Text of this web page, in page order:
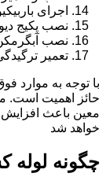
اجرای
نصب پکیج
نصب
تعمیر
با توجه به موارد
حائز اهمیت است.
معین باعث افزایش
خواهد شد
چگونه لوله